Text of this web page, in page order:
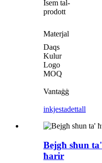
Isem tal-
prodott
Materjal
Daqs
Kulur
Logo
MOQ
Vantaġġ
inkjestadettall
Bejgħ sħun
ħarir